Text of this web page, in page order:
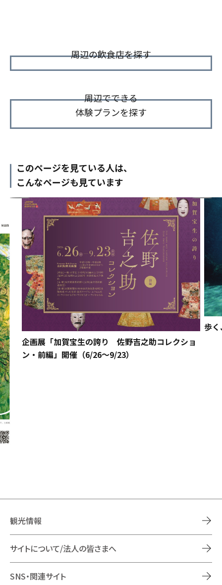
周辺の飲食店を探す
周辺でできる
体験プランを探す
このページを見ている人は、
こんなページも見ています
企画展「加賀宝生の誇り 佐野吉之助コレクショ
ン・前編」開催（6/26～9/23）
歩
観光情報
サイトについて/法人の皆さまへ
SNS・関連サイト